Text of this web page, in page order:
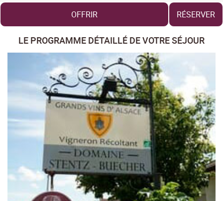
OFFRIR RÉSERVER
LE PROGRAMME DÉTAILLÉ DE VOTRE SÉJOUR